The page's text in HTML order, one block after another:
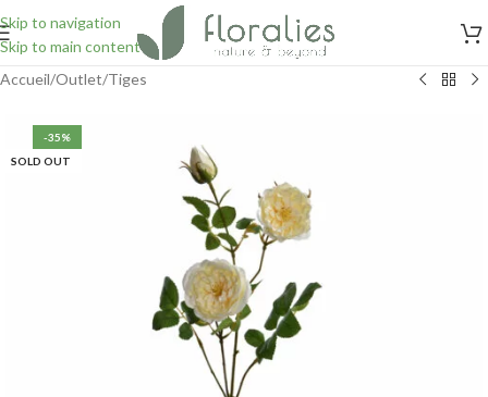
Skip to navigation
Skip to main content
Accueil/Outlet/Tiges
-35%
SOLD OUT